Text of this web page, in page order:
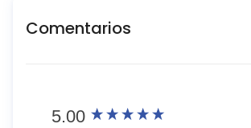
Comentarios
5.00
New content loaded